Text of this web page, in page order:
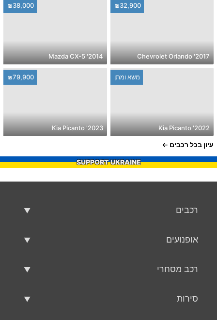
₪32,900
2017' Chevrolet Orlando
₪38,000
2014' Mazda CX-5
משא ומתן
2022' Kia Picanto
₪79,900
2023' Kia Picanto
עיון בכל רכבים
SUPPORT UKRAINE
רכבים
אופנועים
רכב מסחרי
סירות